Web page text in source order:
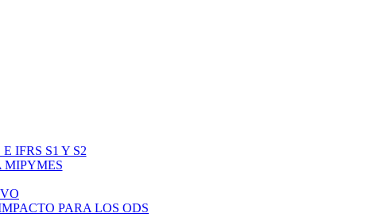
IFRS S1 Y S2
MIPYMES
PARA LOS ODS